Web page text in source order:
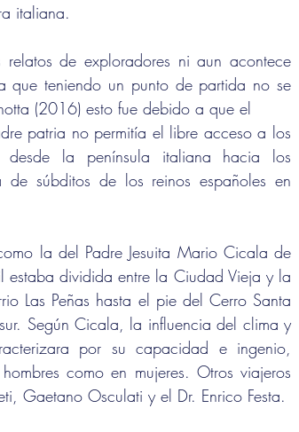
italiana.
de exploradores ni aun acontece
que teniendo un punto de partida no se
(2016) esto fue debido a que el
desde la península italiana hacia los
súbditos de los reinos españoles en
la del Padre Jesuita Mario Cicala de
dividida entre la Ciudad Vieja y la
Las Peñas hasta el pie del Cerro Santa
Según Cicala, la influencia del clima y
por su capacidad e ingenio,
como en mujeres. Otros viajeros
Gaetano Osculati y el Dr. Enrico Festa.